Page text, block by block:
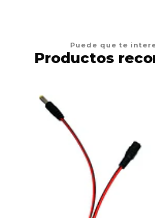
Puede que te
Productos